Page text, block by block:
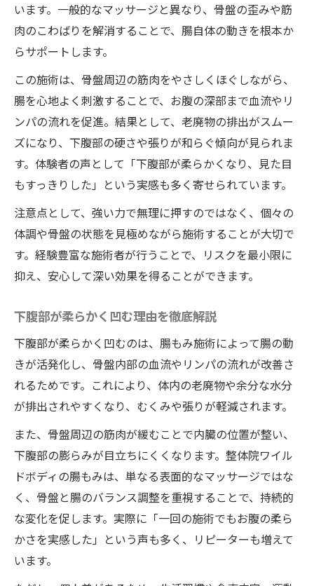
います。一般的なマッサージと異なり、骨盤の歪みや筋
肉のこわばりを解消することで、腸自体の動きを根本か
らサポートします。
この施術は、骨盤周辺の筋肉をやさしくほぐしながら、
腸を心地よく刺激することで、お腹の深部まで血流やリ
ンパの流れを促進。結果として、老廃物の排出がスムー
ズになり、下腹部の硬さや張りが和らぐ傾向が見られま
す。体験者の声として「下腹部が柔らかくなり、見た目
もすっきりした」という実感も多く寄せられています。
注意点として、強い力で無理に押すのではなく、個々の
体調や骨盤の状態を見極めながら施術することが大切で
す。経験豊富な施術者が行うことで、リスクを最小限に
抑え、安心して深い効果を得ることができます。
下腹部が柔らかく凹む理由を徹底解説
下腹部が柔らかく凹むのは、腸もみ施術によって腸の動
きが活発化し、骨盤内部の血流やリンパの流れが改善さ
れるためです。これにより、体内の老廃物や余分な水分
が排出されやすくなり、むくみや張りが軽減されます。
また、骨盤周辺の筋肉が緩むことで内臓の位置が整い、
下腹部の膨らみが目立ちにくくなります。整体院ワイル
ドボディの腸もみは、単なる表面的なマッサージではな
く、骨盤と腸のバランス調整を重視することで、持続的
な変化を促します。実際に「一回の施術でもお腹の柔ら
かさを実感した」という声も多く、リピーターも増えて
います。